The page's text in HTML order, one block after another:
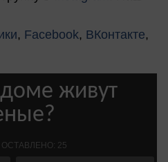
, Facebook, ВКонтакте,